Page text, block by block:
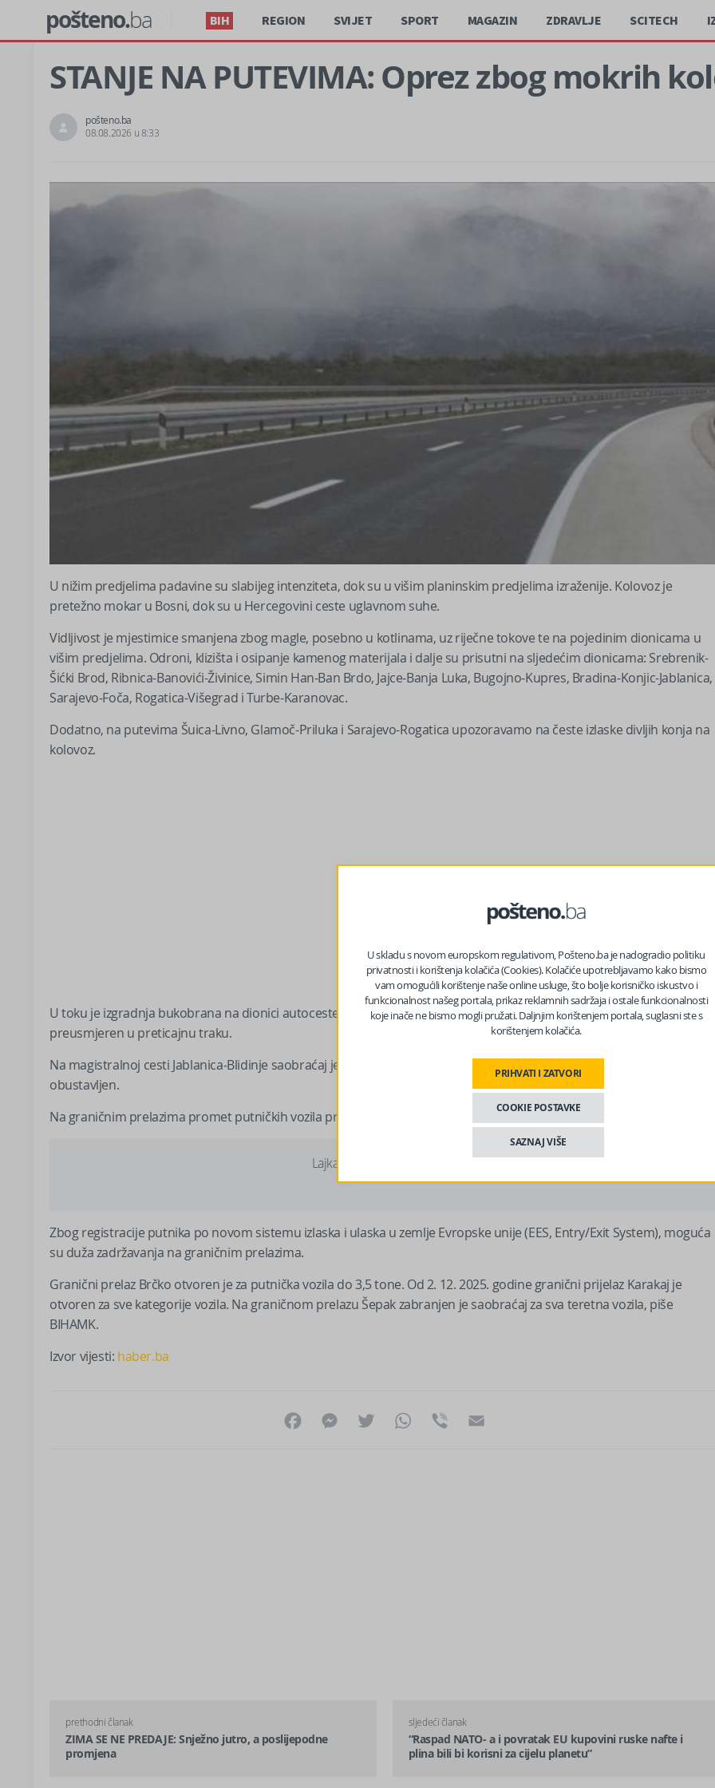
pošteno.ba BIH REGION SVIJET SPORT MAGAZIN ZDRAVLJE SCITECH
STANJE NA PUTEVIMA: Oprez zbog mokrih
pošteno.ba
08.08.2026 u 8:33
U nižim predjelima padavine su slabijeg intenziteta, dok su u višim planinskim predjelima izraženije. Kolovoz je
pretežno mokar u Bosni, dok su u Hercegovini ceste uglavnom suhe.
Vidljivost je mjestimice smanjena zbog magle, posebno u kotlinama, uz riječne tokove te na pojedinim dionicama u
višim predjelima. Odroni, klizišta i osipanje kamenog materijala i dalje su prisutni na sljedećim dionicama: Srebrenik-
Šićki Brod, Ribnica-Banovići-Živinice, Simin Han-Ban Brdo, Jajce-Banja Luka, Bugojno-Kupres, Bradina-Konjic-Jablanica,
Sarajevo-Foča, Rogatica-Višegrad i Turbe-Karanovac.
Dodatno, na putevima Šuica-Livno, Glamoč-Priluka i Sarajevo-Rogatica upozoravamo na česte izlaske divljih konja na
kolovoz.
U toku je izgradnja bukobrana na dionici autoceste A-1 Podlugovi-Sarajevo sjever, zbog čega je saobraćaj
preusmjeren u preticajnu traku.
Na magistralnoj cesti Jablanica-Blidinje saobraćaj je dozvoljen za vozila do 3,5 tone, dok je za vozila preko 3,5 t i dalje
obustavljen.
Na graničnim prelazima promet putničkih vozila protiče uz kraća zadržavanja.
Lajkajte nas na Facebooku?
Zbog registracije putnika po novom sistemu izlaska i ulaska u zemlje Evropske unije (EES, Entry/Exit System), moguća
su duža zadržavanja na graničnim prelazima.
Granični prelaz Brčko otvoren je za putnička vozila do 3,5 tone. Od 2. 12. 2025. godine granični prijelaz Karakaj je
otvoren za sve kategorije vozila. Na graničnom prelazu Šepak zabranjen je saobraćaj za sva teretna vozila, piše
BIHAMK.
Izvor vijesti: haber.ba
FacebookMessenger
Twitter WhatsApp
Viber
prethodni članak
ZIMA SE NE PREDAJE: Snježno jutro, a poslijepodne
promjena
sljedeći članak
“Raspad NATO- a i povratak EU kupovini ruske nafte i
plina bili bi korisni za cijelu planetu”
U skladu s novom europskom regulativom, Pošteno.ba je nadogradio politiku
privatnosti i korištenja kolačića (Cookies). Kolačiće upotrebljavamo kako bismo
vam omogućili korištenje naše online usluge, što bolje korisničko iskustvo i
funkcionalnost našeg portala, prikaz reklamnih sadržaja i ostale funkcionalnosti
koje inače ne bismo mogli pružati. Daljnjim korištenjem portala, suglasni ste s
korištenjem kolačića.
PRIHVATI I ZATVORI
COOKIE POSTAVKE
SAZNAJ VIŠE